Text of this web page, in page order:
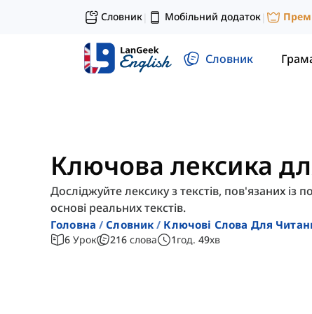
Словник| Мобільний додаток|
Словник
Ключова лексика
Досліджуйте лексику з текстів, пов'язаних
основі реальних текстів.
Головна Словник Ключові Слова Для
6 Урок 216 слова 1год. 49хв